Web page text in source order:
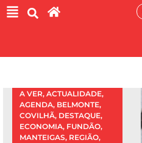
A VER, ACTUALIDADE,
AGENDA, BELMONTE,
COVILHÃ, DESTAQUE,
ECONOMIA, FUNDÃO,
MANTEIGAS, REGIÃO,